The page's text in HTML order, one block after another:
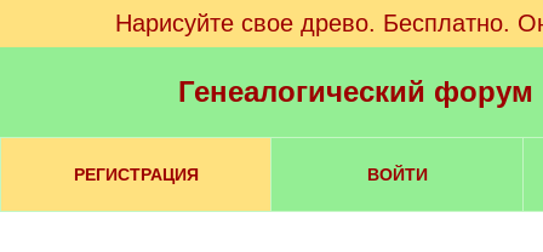
Нарисуйте свое древо. Бесплатно.
Генеалогический
РЕГИСТРАЦИЯ ВОЙТИ